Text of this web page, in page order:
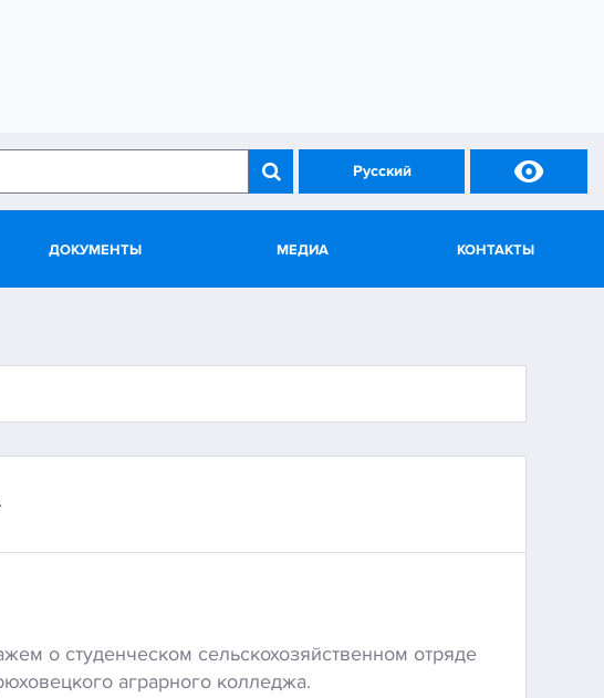
Русский 
ДОКУМЕНТЫ МЕДИА КОНТАКТЫ
о студенческом сельскохозяйственном отряде
аграрного колледжа.